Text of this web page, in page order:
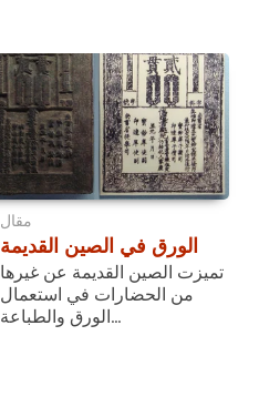
مقال
الورق في الصين القديمة
تميزت الصين القديمة عن غيرها
من الحضارات في استعمال
الورق والطباعة...